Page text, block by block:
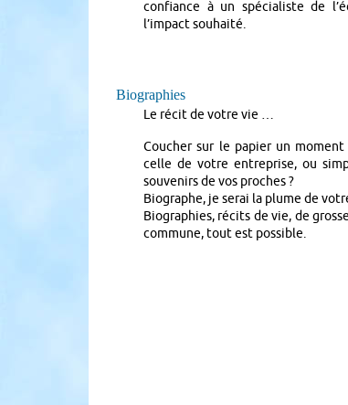
confiance à un spécialiste de
l’impact souhaité.
Biographies
Le récit de votre vie …
Coucher sur le papier un
celle de votre entreprise, ou
souvenirs de vos proches ?
Biographe, je serai la plume de
Biographies, récits de vie, de
commune, tout est possible.